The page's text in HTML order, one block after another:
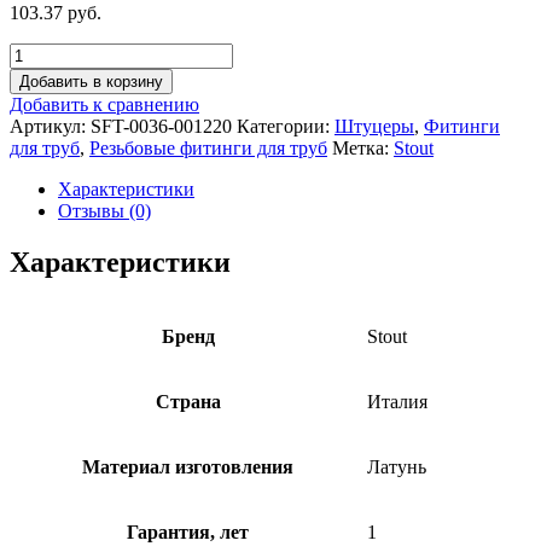
103.37 руб.
Добавить в корзину
Добавить к сравнению
Артикул: SFT-0036-001220 Категории: Штуцеры, Фитинги
для труб, Резьбовые фитинги для труб Метка: Stout
Характеристики
Отзывы (0)
Характеристики
Бренд Stout
Страна Италия
Материал изготовления Латунь
Гарантия, лет 1